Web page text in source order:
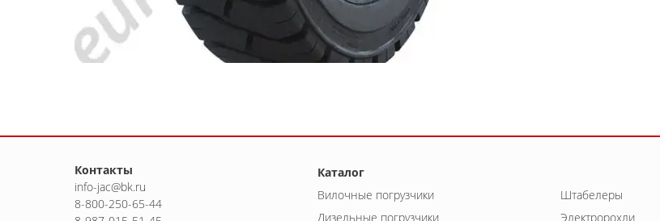
Контакты
info-jac@bk.ru
8-800-250-65-44
Каталог
Вилочные погрузчики
Дизельные погрузчики
Штабелеры
Электророхли